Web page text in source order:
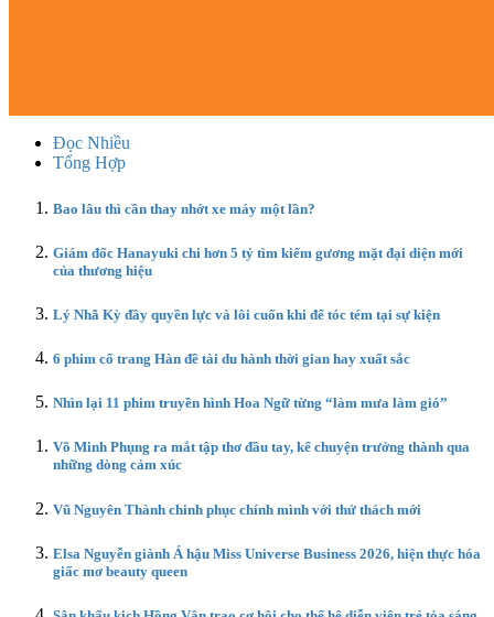
Đọc Nhiều
Tổng Hợp
Bao lâu thì cần thay nhớt xe máy một lần?
Giám đốc Hanayuki chi hơn 5 tỷ tìm kiếm gương mặt đại diện mới
của thương hiệu
Lý Nhã Kỳ đầy quyền lực và lôi cuốn khi để tóc tém tại sự kiện
6 phim cổ trang Hàn đề tài du hành thời gian hay xuất sắc
Nhìn lại 11 phim truyền hình Hoa Ngữ từng “làm mưa làm gió”
Võ Minh Phụng ra mắt tập thơ đầu tay, kể chuyện trưởng thành qua
những dòng cảm xúc
Vũ Nguyên Thành chinh phục chính mình với thử thách mới
Elsa Nguyễn giành Á hậu Miss Universe Business 2026, hiện thực hóa
giấc mơ beauty queen